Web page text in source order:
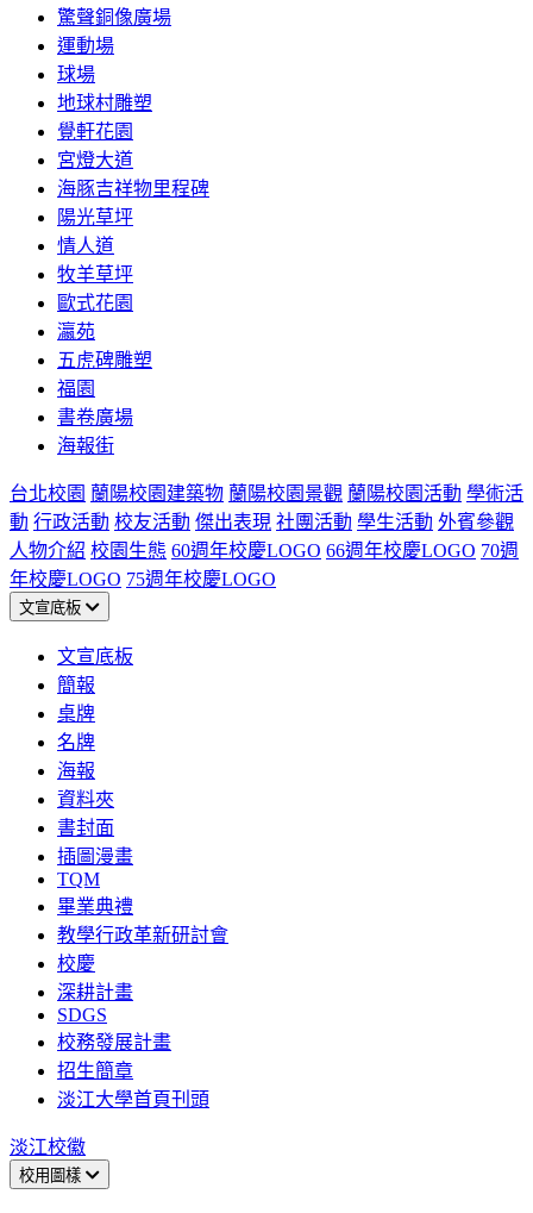
驚聲銅像廣場
運動場
球場
地球村雕塑
覺軒花園
宮燈大道
海豚吉祥物里程碑
陽光草坪
情人道
牧羊草坪
歐式花園
瀛苑
五虎碑雕塑
福園
書卷廣場
海報街
台北校園 蘭陽校園建築物 蘭陽校園景觀 蘭陽校園活動 學術活
動 行政活動 校友活動 傑出表現 社團活動 學生活動 外賓參觀
人物介紹 校園生態 60週年校慶LOGO 66週年校慶LOGO 70週
年校慶LOGO 75週年校慶LOGO
文宣底板
文宣底板
簡報
桌牌
名牌
海報
資料夾
書封面
插圖漫畫
TQM
畢業典禮
教學行政革新研討會
校慶
深耕計畫
SDGS
校務發展計畫
招生簡章
淡江大學首頁刊頭
淡江校徽
校用圖樣